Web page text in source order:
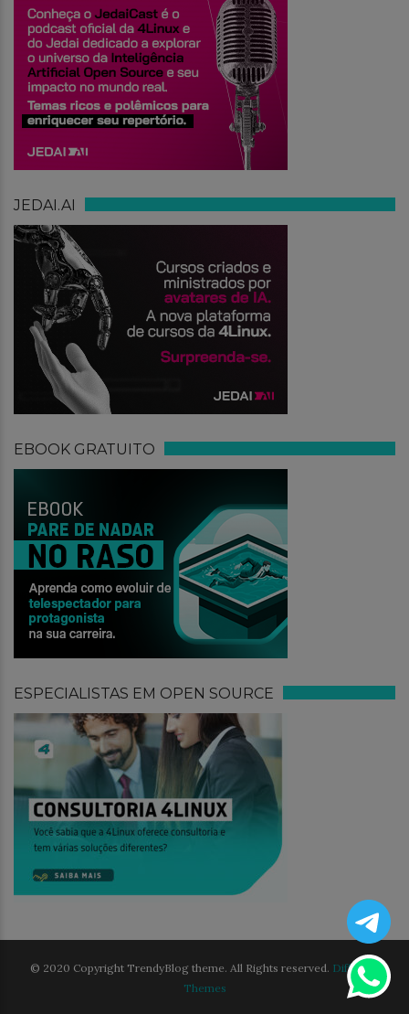
JEDAI.AI
EBOOK GRATUITO
ESPECIALISTAS EM OPEN SOURCE
© 2020 Copyright TrendyBlog theme. All Rights reserved. Different
Themes